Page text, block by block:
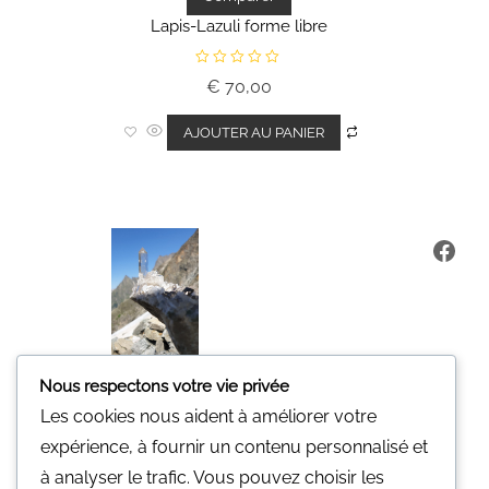
Lapis-Lazuli forme libre
e
0
s
u
€ 70,00
AJOUTER AU PANIER
Minerali
Une pierre pour vous.
Nous respectons votre vie privée
Les cookies nous aident à améliorer votre
expérience, à fournir un contenu personnalisé et
à analyser le trafic. Vous pouvez choisir les